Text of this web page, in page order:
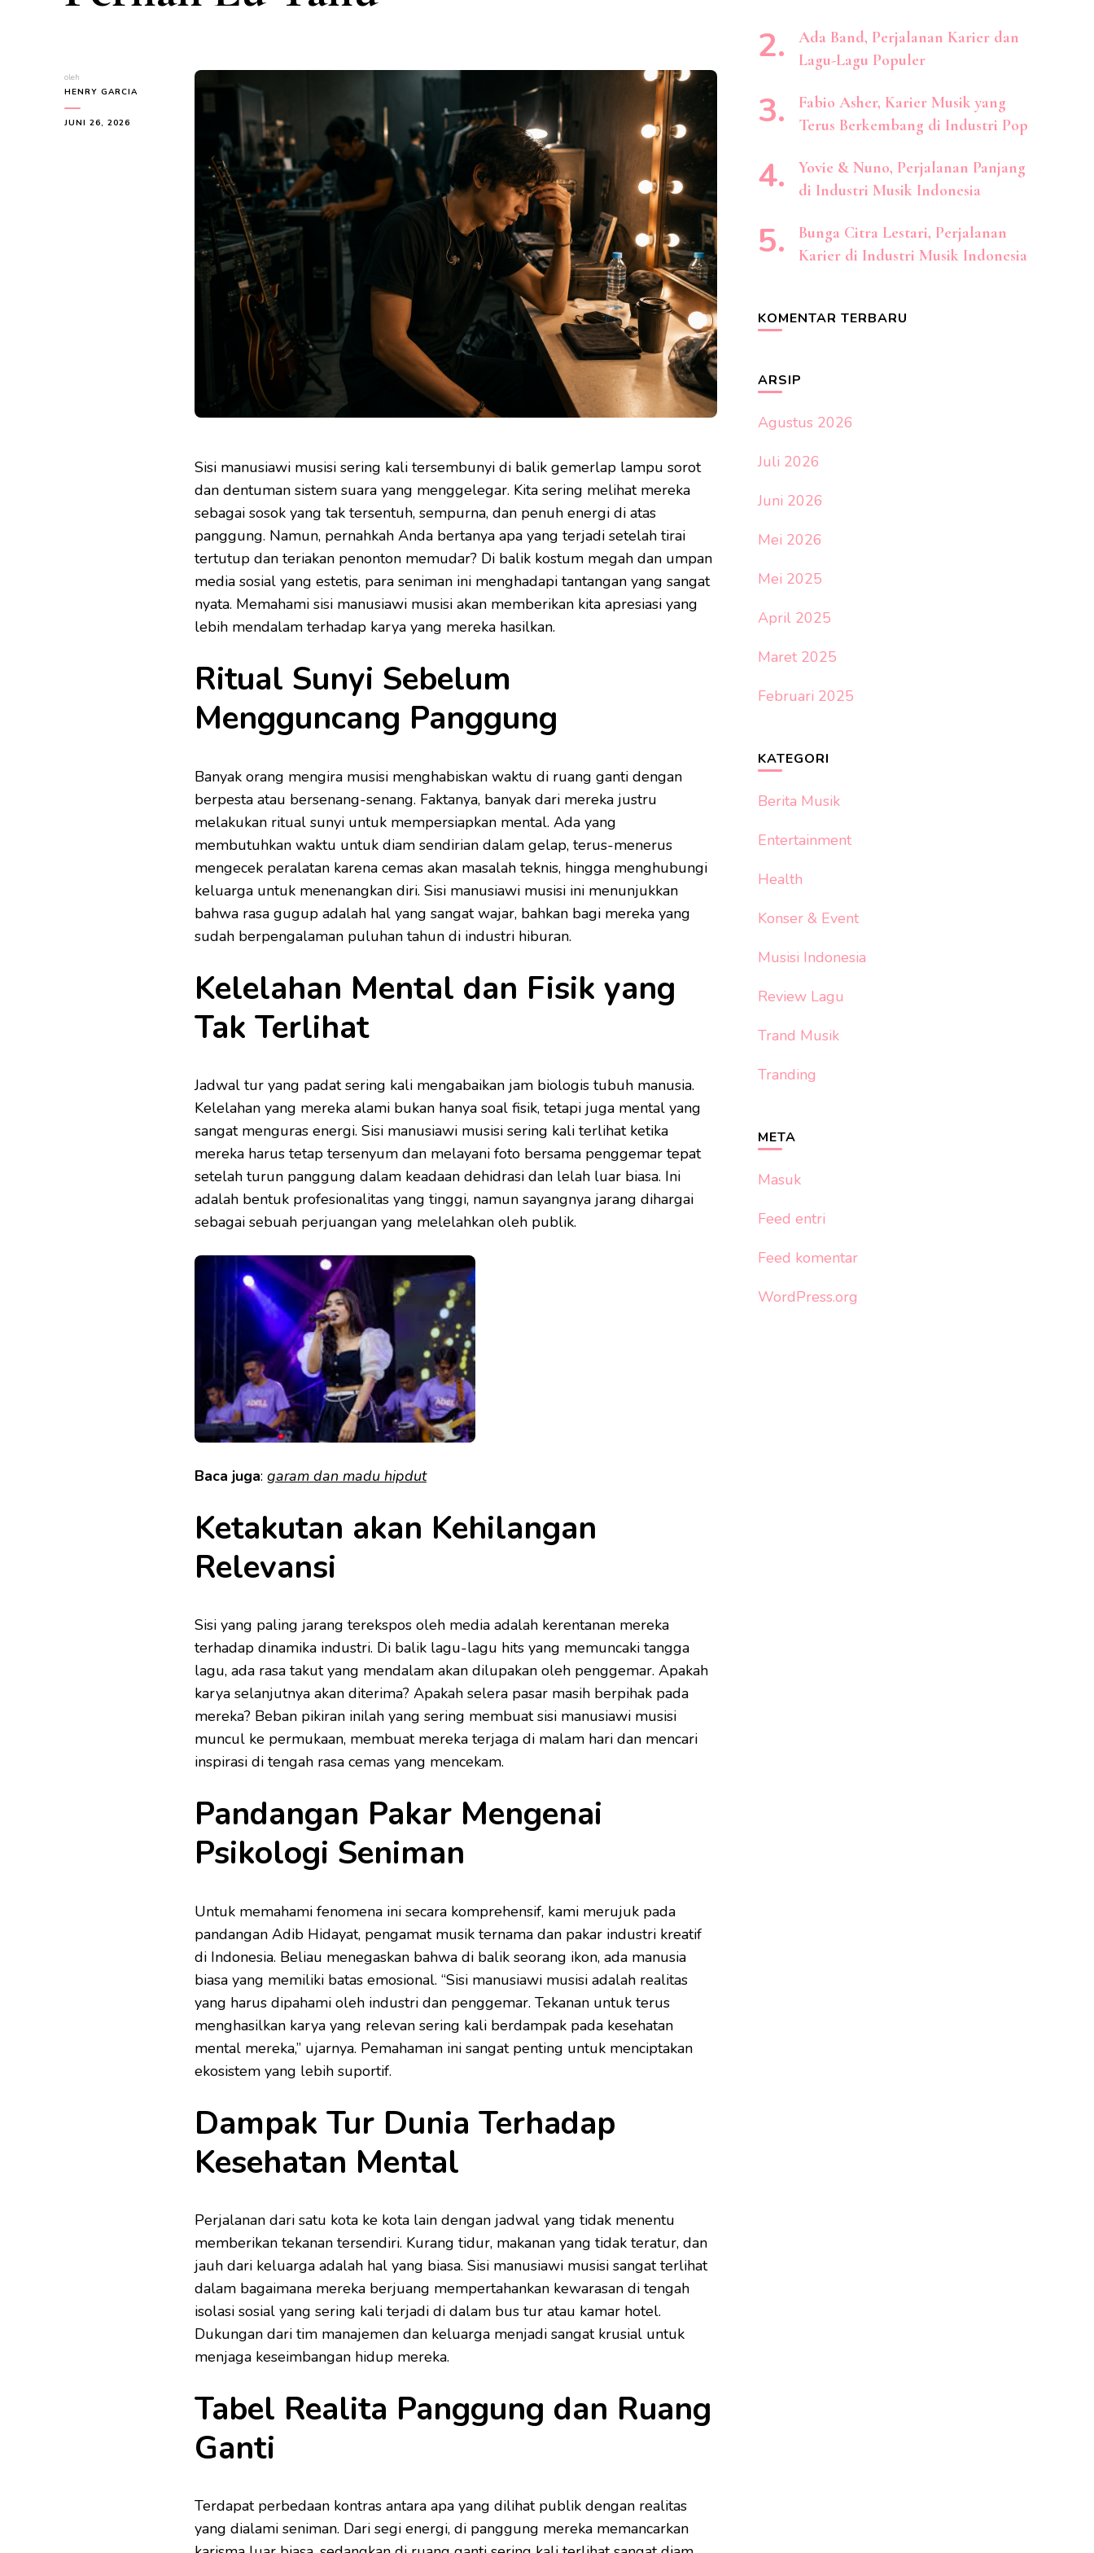
oleh
HENRY GARCIA
JUNI 26, 2026
Sisi manusiawi musisi sering kali tersembunyi di balik gemerlap lampu sorot
dan dentuman sistem suara yang menggelegar. Kita sering melihat mereka
sebagai sosok yang tak tersentuh, sempurna, dan penuh energi di atas
panggung. Namun, pernahkah Anda bertanya apa yang terjadi setelah tirai
tertutup dan teriakan penonton memudar? Di balik kostum megah dan umpan
media sosial yang estetis, para seniman ini menghadapi tantangan yang sangat
nyata. Memahami sisi manusiawi musisi akan memberikan kita apresiasi yang
lebih mendalam terhadap karya yang mereka hasilkan.
Ritual Sunyi Sebelum
Mengguncang Panggung
Banyak orang mengira musisi menghabiskan waktu di ruang ganti dengan
berpesta atau bersenang-senang. Faktanya, banyak dari mereka justru
melakukan ritual sunyi untuk mempersiapkan mental. Ada yang
membutuhkan waktu untuk diam sendirian dalam gelap, terus-menerus
mengecek peralatan karena cemas akan masalah teknis, hingga menghubungi
keluarga untuk menenangkan diri. Sisi manusiawi musisi ini menunjukkan
bahwa rasa gugup adalah hal yang sangat wajar, bahkan bagi mereka yang
sudah berpengalaman puluhan tahun di industri hiburan.
Kelelahan Mental dan Fisik yang
Tak Terlihat
Jadwal tur yang padat sering kali mengabaikan jam biologis tubuh manusia.
Kelelahan yang mereka alami bukan hanya soal fisik, tetapi juga mental yang
sangat menguras energi. Sisi manusiawi musisi sering kali terlihat ketika
mereka harus tetap tersenyum dan melayani foto bersama penggemar tepat
setelah turun panggung dalam keadaan dehidrasi dan lelah luar biasa. Ini
adalah bentuk profesionalitas yang tinggi, namun sayangnya jarang dihargai
sebagai sebuah perjuangan yang melelahkan oleh publik.
Baca juga: garam dan madu hipdut
Ketakutan akan Kehilangan
Relevansi
Sisi yang paling jarang terekspos oleh media adalah kerentanan mereka
terhadap dinamika industri. Di balik lagu-lagu hits yang memuncaki tangga
lagu, ada rasa takut yang mendalam akan dilupakan oleh penggemar. Apakah
karya selanjutnya akan diterima? Apakah selera pasar masih berpihak pada
mereka? Beban pikiran inilah yang sering membuat sisi manusiawi musisi
muncul ke permukaan, membuat mereka terjaga di malam hari dan mencari
inspirasi di tengah rasa cemas yang mencekam.
Pandangan Pakar Mengenai
Psikologi Seniman
Untuk memahami fenomena ini secara komprehensif, kami merujuk pada
pandangan Adib Hidayat, pengamat musik ternama dan pakar industri kreatif
di Indonesia. Beliau menegaskan bahwa di balik seorang ikon, ada manusia
biasa yang memiliki batas emosional. “Sisi manusiawi musisi adalah realitas
yang harus dipahami oleh industri dan penggemar. Tekanan untuk terus
menghasilkan karya yang relevan sering kali berdampak pada kesehatan
mental mereka,” ujarnya. Pemahaman ini sangat penting untuk menciptakan
ekosistem yang lebih suportif.
Dampak Tur Dunia Terhadap
Kesehatan Mental
Perjalanan dari satu kota ke kota lain dengan jadwal yang tidak menentu
memberikan tekanan tersendiri. Kurang tidur, makanan yang tidak teratur, dan
jauh dari keluarga adalah hal yang biasa. Sisi manusiawi musisi sangat terlihat
dalam bagaimana mereka berjuang mempertahankan kewarasan di tengah
isolasi sosial yang sering kali terjadi di dalam bus tur atau kamar hotel.
Dukungan dari tim manajemen dan keluarga menjadi sangat krusial untuk
menjaga keseimbangan hidup mereka.
Tabel Realita Panggung dan Ruang
Ganti
Terdapat perbedaan kontras antara apa yang dilihat publik dengan realitas
yang dialami seniman. Dari segi energi, di panggung mereka memancarkan
Ada Band, Perjalanan Karier dan
Lagu-Lagu Populer
Fabio Asher, Karier Musik yang
Terus Berkembang di Industri Pop
Yovie & Nuno, Perjalanan Panjang
di Industri Musik Indonesia
Bunga Citra Lestari, Perjalanan
Karier di Industri Musik Indonesia
KOMENTAR TERBARU
ARSIP
Agustus 2026
Juli 2026
Juni 2026
Mei 2026
Mei 2025
April 2025
Maret 2025
Februari 2025
KATEGORI
Berita Musik
Entertainment
Health
Konser & Event
Musisi Indonesia
Review Lagu
Trand Musik
Tranding
META
Masuk
Feed entri
Feed komentar
WordPress.org